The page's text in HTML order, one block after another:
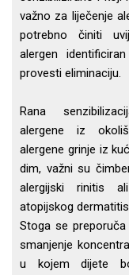
važno za liječenje
potrebno činiti
alergen
provesti eliminaciju.
Rana
alergene iz
alergene grinje iz
dim, važni su
alergijski rinitis
atopijskog
Stoga se
smanjenje
u kojem dijete